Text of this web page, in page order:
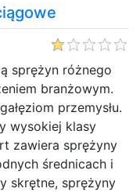
sprężyn różnego
branżowym.
przemysłu.
wysokiej klasy
zawiera sprężyny
średnicach i
skrętne, sprężyny